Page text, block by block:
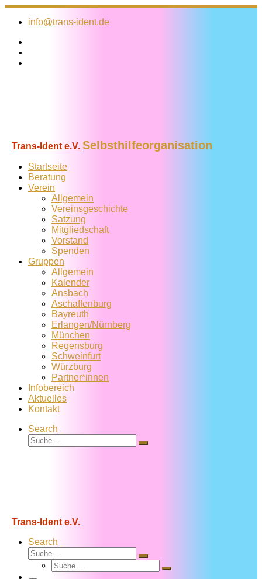
Zum
Inhalt
info@trans-ident.de
Trans-Ident e.V. Selbsthilfeorganisation
Startseite
Beratung
Verein
Allgemein
Vereins­geschichte
Satzung
Mitglied­schaft
Vorstand
Spenden
Gruppen
Allgemein
Kalender
Ansbach
Aschaffenburg
Bayreuth
Erlangen/Nürnberg
München
Regensburg
Schweinfurt
Würzburg
Partner*innen
Infobereich
Aktuelles
Kontakt
Search
Suche
Suche
Trans-Ident e.V.
Search
Suche
Suche
Suche
Suche